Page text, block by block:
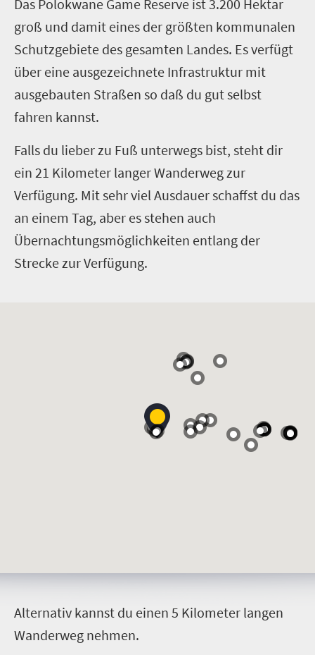
Das Polokwane Game Reserve ist 3.200 Hektar
groß und damit eines der größten kommunalen
Schutzgebiete des gesamten Landes. Es verfügt
über eine ausgezeichnete Infrastruktur mit
ausgebauten Straßen so daß du gut selbst
fahren kannst.
Falls du lieber zu Fuß unterwegs bist, steht dir
ein 21 Kilometer langer Wanderweg zur
Verfügung. Mit sehr viel Ausdauer schaffst du das
an einem Tag, aber es stehen auch
Übernachtungsmöglichkeiten entlang der
Strecke zur Verfügung.
Alternativ kannst du einen 5 Kilometer langen
Wanderweg nehmen.